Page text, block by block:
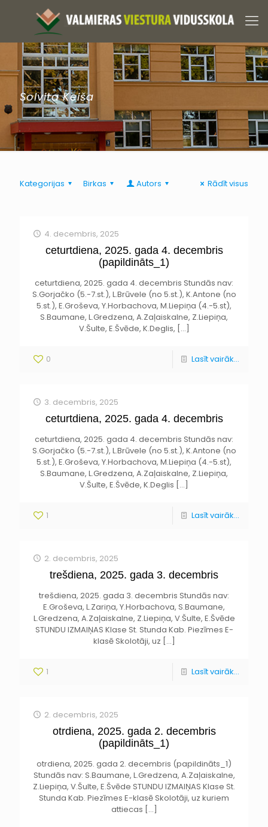
Solvita Keiša
Kategorijas Birkas Autors Rādīt visus
4. decembris, 2025
ceturtdiena, 2025. gada 4. decembris
(papildināts_1)
ceturtdiena, 2025. gada 4. decembris Stundās nav:
S.Gorjačko (5.-7.st.), L.Brūvele (no 5.st.), K.Antone (no
5.st.), E.Groševa, Y.Horbachova, M.Liepiņa (4.-5.st),
S.Baumane, L.Gredzena, A.Zaļaiskalne, Z.Liepiņa,
V.Šulte, E.Švēde, K.Deglis, […]
0 Lasīt vairāk...
3. decembris, 2025
ceturtdiena, 2025. gada 4. decembris
ceturtdiena, 2025. gada 4. decembris Stundās nav:
S.Gorjačko (5.-7.st.), L.Brūvele (no 5.st.), K.Antone (no
5.st.), E.Groševa, Y.Horbachova, M.Liepiņa (4.-5.st),
S.Baumane, L.Gredzena, A.Zaļaiskalne, Z.Liepiņa,
V.Šulte, E.Švēde, K.Deglis […]
1 Lasīt vairāk...
2. decembris, 2025
trešdiena, 2025. gada 3. decembris
trešdiena, 2025. gada 3. decembris Stundās nav:
E.Groševa, L.Zariņa, Y.Horbachova, S.Baumane,
L.Gredzena, A.Zaļaiskalne, Z.Liepiņa, V.Šulte, E.Švēde
STUNDU IZMAIŅAS Klase St. Stunda Kab. Piezīmes E-
klasē Skolotāji, uz […]
1 Lasīt vairāk...
2. decembris, 2025
otrdiena, 2025. gada 2. decembris
(papildināts_1)
otrdiena, 2025. gada 2. decembris (papildināts_1)
Stundās nav: S.Baumane, L.Gredzena, A.Zaļaiskalne,
Z.Liepiņa, V.Šulte, E.Švēde STUNDU IZMAIŅAS Klase St.
Stunda Kab. Piezīmes E-klasē Skolotāji, uz kuriem
attiecas […]